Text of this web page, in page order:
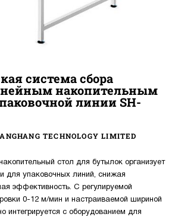
система сбора
накопительным
линии SH-
TECHNOLOGY LIMITED
стол для бутылок организует
для упаковочных линий, снижая
эффективность. С регулируемой
0-12 м/мин и настраиваемой шириной
интегрируется с оборудованием для